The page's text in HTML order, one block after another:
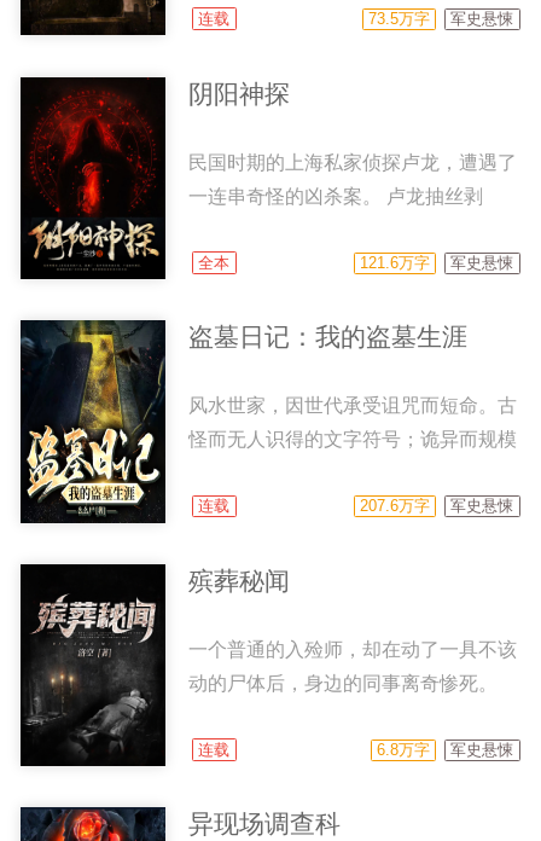
哪一个才是他的真面目？ 而他周围的
流？ 埋藏在史书中的真相又是什么
的故事呢？
连载 73.5万字 军史悬悚
阴阳神探
民国时期的上海私家侦探卢龙，遭遇了
一连串奇怪的凶杀案。 卢龙抽丝剥
阴间有着莫大的关系。 卢龙和他的朋
几个人穿越阴阳界，魔界终于找到始作
全本 121.6万字 军史悬悚
盗墓日记：我的盗墓生涯
风水世家，因世代承受诅咒而短命。古
怪而无人识得的文字符号；诡异而规模
残而野蛮的守墓者；令人难以置信的万
什么秘密？让我们拭目以待！
连载 207.6万字 军史悬悚
殡葬秘闻
一个普通的入殓师，却在动了一具不该
动的尸体后，身边的同事离奇惨死。
人？ 不知不觉的，卷入了一个巨大的
原来，是天选之人！
连载 6.8万字 军史悬悚
异现场调查科